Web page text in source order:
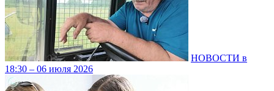
НОВОСТИ в
18:30 – 06 июля 2026